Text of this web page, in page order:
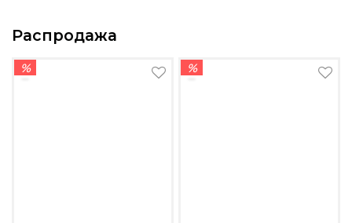
Распродажа
% %